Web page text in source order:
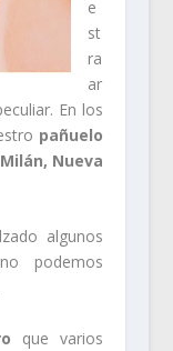
e
st
ra
ar
En los
pañuelo
Nueva
algunos
podemos
que varios